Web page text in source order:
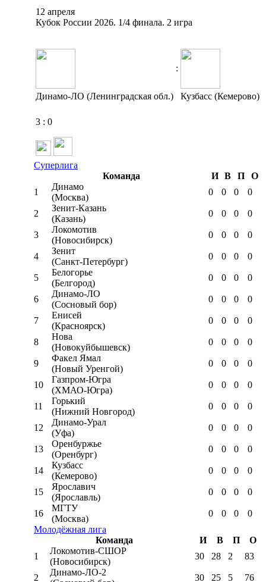
12 апреля
Кубок России 2026. 1/4 финала. 2 игра
:
Динамо-ЛО (Ленинградская обл.) Кузбасс (Кемерово)
3 : 0
Суперлига
Команда
И В П
О
1
Динамо
(Москва)
0 0 0 0
2
Зенит-Казань
(Казань)
0 0 0 0
3
Локомотив
(Новосибирск)
0 0 0 0
4
Зенит
(Санкт-Петербург)
0 0 0 0
5
Белогорье
(Белгород)
0 0 0 0
6
Динамо-ЛО
(Сосновый бор)
0 0 0 0
7
Енисей
(Красноярск)
0 0 0 0
8
Нова
(Новокуйбышевск)
0 0 0 0
9
Факел Ямал
(Новый Уренгой)
0 0 0 0
10
Газпром-Югра
(ХМАО-Югра)
0 0 0 0
11
Горький
(Нижний Новгород)
0 0 0 0
12
Динамо-Урал
(Уфа)
0 0 0 0
13
Оренбуржье
(Оренбург)
0 0 0 0
14
Кузбасс
(Кемерово)
0 0 0 0
15
Ярославич
(Ярославль)
0 0 0 0
16
МГТУ
(Москва)
0 0 0
0
Молодёжная лига
Команда
И В П
О
1
Локомотив-CШОР
(Новосибирск)
30 28 2 83
2
Динамо-ЛО-2
30 25 5 76